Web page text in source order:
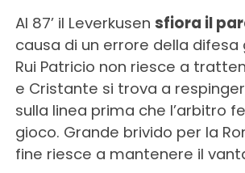
Al 87’ il Leverkusen sfiora il
causa di un errore della difesa
Rui Patricio non riesce a
e Cristante si trova a
sulla linea prima che l’arbitro
gioco. Grande brivido per la
fine riesce a mantenere il